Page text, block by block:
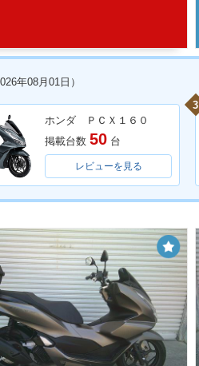
年08月01日）
ホンダ ＰＣＸ１６０
掲載台数 50 台
レビューを見る
3